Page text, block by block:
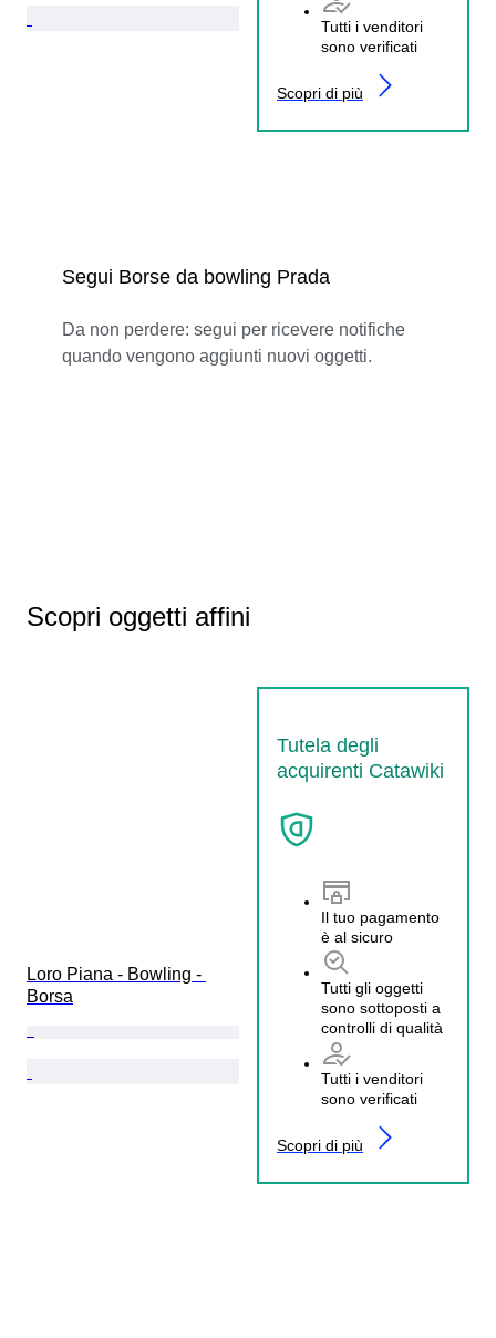
Tutti i venditori
sono verificati
Scopri di più
Segui Borse da bowling Prada
Da non perdere: segui per ricevere notifiche
quando vengono aggiunti nuovi oggetti.
Scopri oggetti affini
Tutela degli
acquirenti Catawiki
Il tuo pagamento
è al sicuro
Tutti gli oggetti
sono sottoposti a
controlli di qualità
Tutti i venditori
sono verificati
Scopri di più
Loro Piana - Bowling -
Borsa